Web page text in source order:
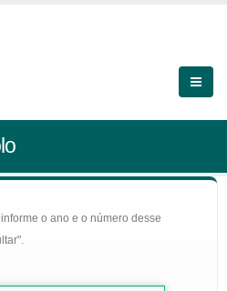
o ano e o número desse